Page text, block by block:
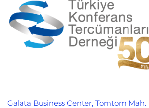
Galata Business Center, Tomtom Mah.